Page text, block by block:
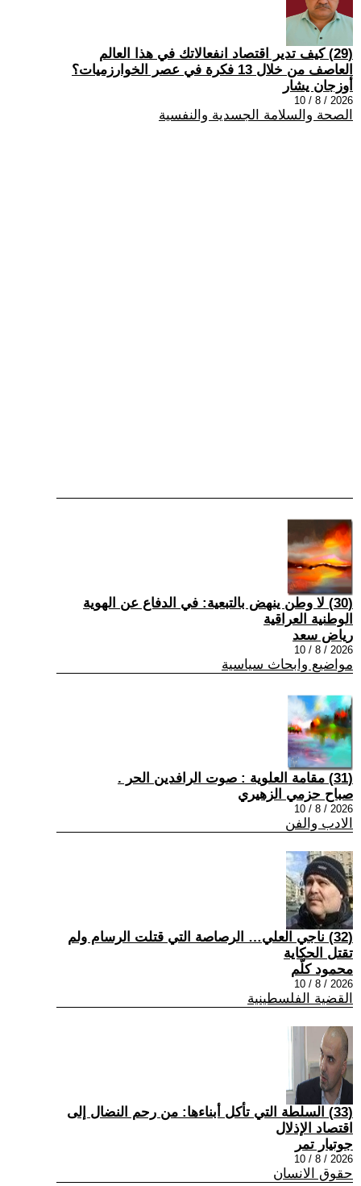
(29) كيف تدير اقتصاد انفعالاتك في هذا العالم
العاصف من خلال 13 فكرة في عصر الخوارزميات؟
أوزجان يشار
2026 / 8 / 10
الصحة والسلامة الجسدية والنفسية
(30) لا وطن ينهض بالتبعية: في الدفاع عن الهوية
الوطنية العراقية
رياض سعد
2026 / 8 / 10
مواضيع وابحاث سياسية
(31) مقامة العلوية : صوت الرافدين الحر .
صباح حزمي الزهيري
2026 / 8 / 10
الادب والفن
(32) ناجي العلي… الرصاصة التي قتلت الرسام ولم
تقتل الحكاية
محمود كلّم
2026 / 8 / 10
القضية الفلسطينية
(33) السلطة التي تأكل أبناءها: من رحم النضال إلى
اقتصاد الإذلال
جوتيار تمر
2026 / 8 / 10
حقوق الانسان